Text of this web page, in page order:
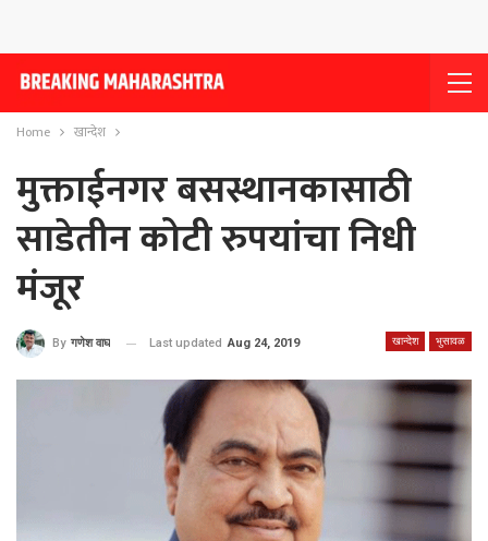
Home खान्देश
मुक्ताईनगर बसस्थानकासाठी
साडेतीन कोटी रुपयांचा निधी
मंजूर
खान्देश भुसावळ
By गणेश वाघ Last updated Aug 24, 2019